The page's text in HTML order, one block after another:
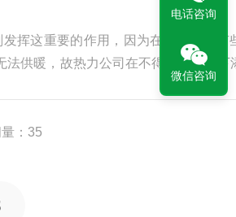
挥这重要的作用，因为在供暖期间有
供暖，故热力公司在不得已的情况下
：35
电话咨询
微信咨询